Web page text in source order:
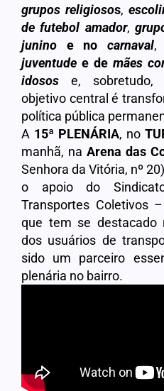
grupos religiosos,
de futebol amador,
junino e nocarnaval,
juventude e de mães
idosos e, sobretudo,
objetivo central é
política pública
A 15ª PLENÁRIA, no
manhã, na Arena das
Senhora da Vitória, nº
o apoio do
Transportes Coletivos –
que tem se destacado
dos usuários de
sido um parceiro
plenária no bairro.